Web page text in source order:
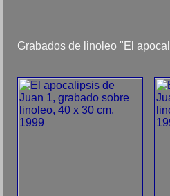
Grabados de linoleo "El